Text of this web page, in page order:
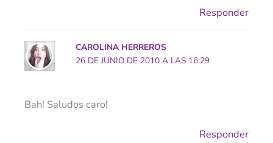
Responder
CAROLINA HERREROS
26 DE JUNIO DE 2010 A LAS 16:29
Bah! Saludos caro!
Responder